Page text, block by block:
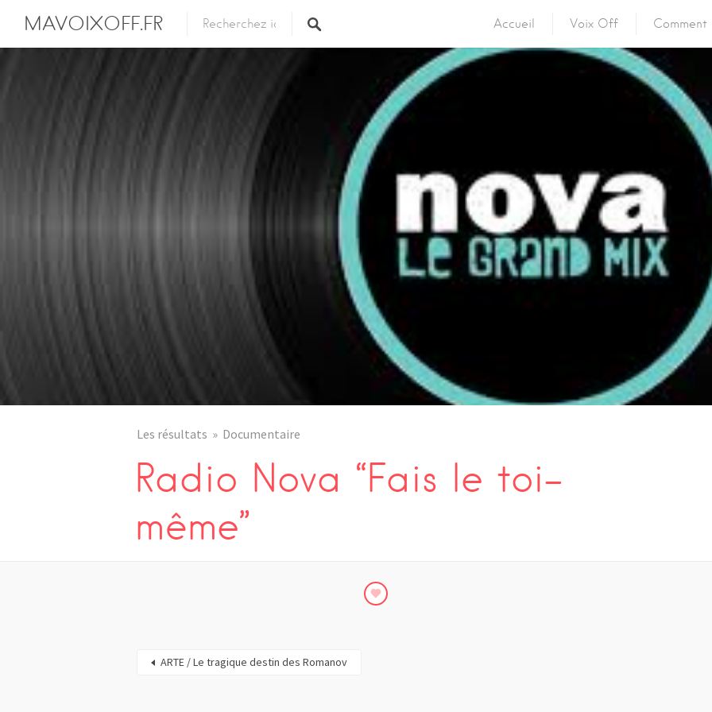
MAVOIXOFF.FR Accueil Voix Off
Les résultats Documentaire
Radio Nova “Fais le toi-
même”
ARTE / Le tragique destin des Romanov